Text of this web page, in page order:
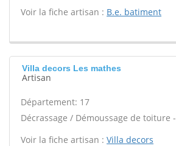
Voir la fiche artisan : B.e. batiment
Villa decors Les mathes
Artisan
Département: 17
Décrassage / Démoussage de toiture -
Voir la fiche artisan : Villa decors